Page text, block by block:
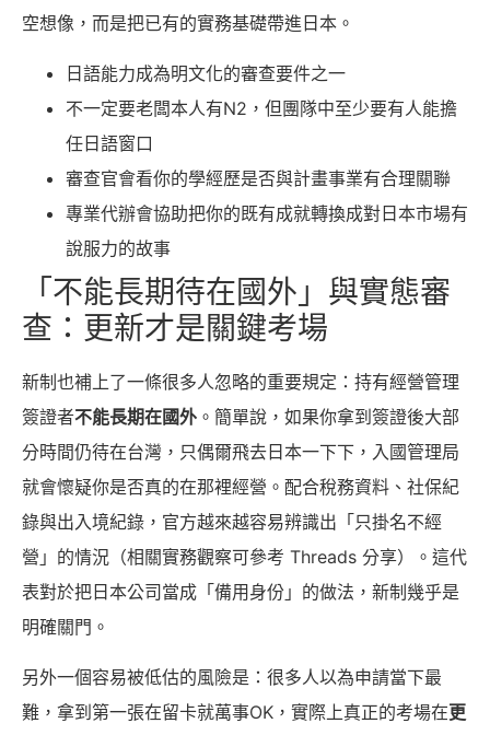
空想像，而是把已有的實務基礎帶進日本。
日語能力成為明文化的審查要件之一
不一定要老闆本人有N2，但團隊中至少要有人能擔
任日語窗口
審查官會看你的學經歷是否與計畫事業有合理關聯
專業代辦會協助把你的既有成就轉換成對日本市場有
說服力的故事
「不能長期待在國外」與實態審
查：更新才是關鍵考場
新制也補上了一條很多人忽略的重要規定：持有經營管理
簽證者不能長期在國外 。簡單說，如果你拿到簽證後大部
分時間仍待在台灣，只偶爾飛去日本一下下，入國管理局
就會懷疑你是否真的在那裡經營。配合稅務資料、社保紀
錄與出入境紀錄，官方越來越容易辨識出「只掛名不經
營」的情況（相關實務觀察可參考 Threads 分享）。這代
表對於把日本公司當成「備用身份」的做法，新制幾乎是
明確關門。
另外一個容易被低估的風險是：很多人以為申請當下最
難，拿到第一張在留卡就萬事OK，實際上真正的考場在更